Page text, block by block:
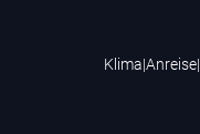
Klima|Anreise|